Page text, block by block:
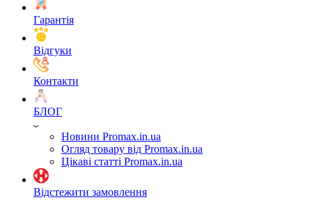
Гарантія
Відгуки
Контакти
БЛОГ
Новини Promax.in.ua
Огляд товару від Promax.in.ua
Цікаві статті Promax.in.ua
Відстежити замовлення